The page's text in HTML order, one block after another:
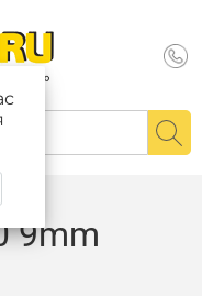
9mm